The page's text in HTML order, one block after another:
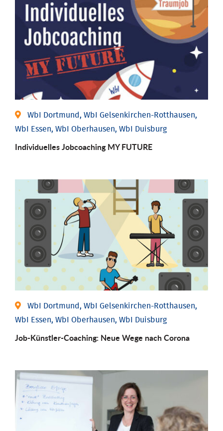
WbI Dortmund, WbI Gelsenkirchen-Rotthausen,
WbI Essen, WbI Oberhausen, WbI Duisburg
Individuelles Jobcoaching MY FUTURE
WbI Dortmund, WbI Gelsenkirchen-Rotthausen,
WbI Essen, WbI Oberhausen, WbI Duisburg
Job-Künstler-Coaching: Neue Wege nach Corona